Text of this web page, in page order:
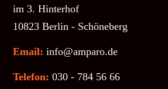
im 3. Hinterhof
10823 Berlin - Schöneberg
Email: info@amparo.de
Telefon: 030 - 784 56 66